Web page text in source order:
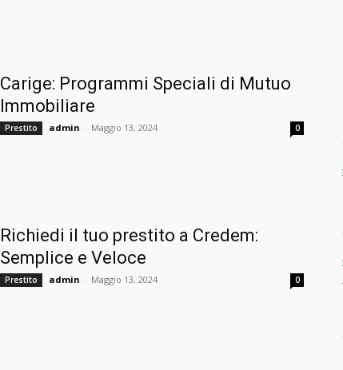
Carige: Programmi Speciali di Mutuo
Immobiliare
Prestito admin - Maggio 13, 2024 0
Richiedi il tuo prestito a Credem:
Semplice e Veloce
Prestito admin - Maggio 13, 2024 0